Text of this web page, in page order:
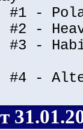
-
-
#3 -
#4 -